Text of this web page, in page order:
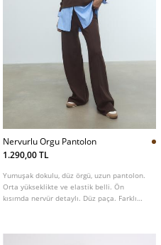
Nervurlu Orgu Pantolon
1.290,00 TL
Yumuşak dokulu, düz örgü, uzun pantolon.
Orta yükseklikte ve elastik belli. Ön
kısımda nervür detaylı. Düz paça. Farklı